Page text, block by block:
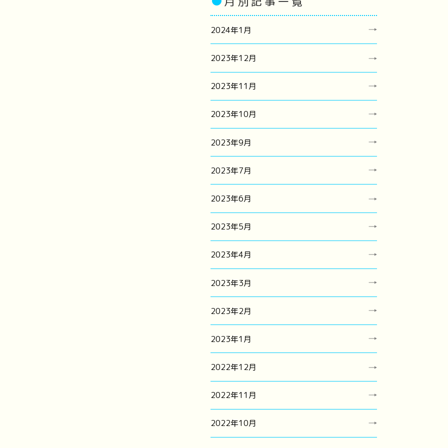
2024年1月
2023年12月
2023年11月
2023年10月
2023年9月
2023年7月
2023年6月
2023年5月
2023年4月
2023年3月
2023年2月
2023年1月
2022年12月
2022年11月
2022年10月